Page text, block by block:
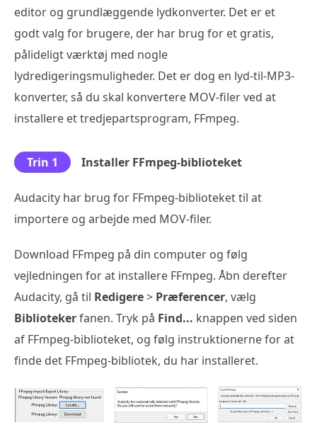
editor og grundlæggende lydkonverter. Det er et
godt valg for brugere, der har brug for et gratis,
pålideligt værktøj med nogle
lydredigeringsmuligheder. Det er dog en lyd-til-MP3-
konverter, så du skal konvertere MOV-filer ved at
installere et tredjepartsprogram, FFmpeg.
Trin 1 Installer FFmpeg-biblioteket
Audacity har brug for FFmpeg-biblioteket til at
importere og arbejde med MOV-filer.
Download FFmpeg på din computer og følg
vejledningen for at installere FFmpeg. Åbn derefter
Audacity, gå til Redigere> Præferencer, vælg
Bibliotekerfanen. Tryk på Find... knappen ved siden
af FFmpeg-biblioteket, og følg instruktionerne for at
finde det FFmpeg-bibliotek, du har installeret.